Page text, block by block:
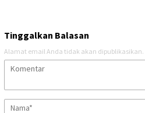
Tinggalkan Balasan
Alamat email Anda tidak akan dipublikasikan.